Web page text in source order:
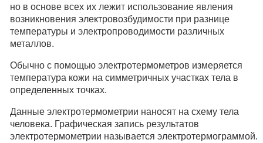
но в основе всех их лежит использование явления
возникновения электровозбудимости при разнице
температуры и электропроводимости различных
металлов.
Обычно с помощью электротермометров измеряется
температура кожи на симметричных участках тела в
определенных точках.
Данные электротермометрии наносят на схему тела
человека. Графическая запись результатов
электротермометрии называется электротермограммой.